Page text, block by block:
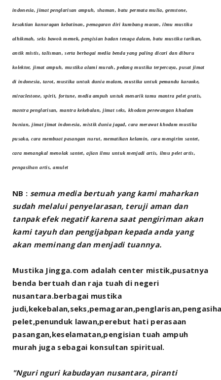
indonesia, jimat penglarisan ampuh, shaman, batu permata mulia, gemstone,
kesaktian kanuragan kebatinan, pemagaran diri kumbang macan, ilmu mustika
alhikmah, seks bawok memek, pengisian badan tenaga dalam, batu mustika tarikan,
antik mistis, talisman, serta berbagai media benda yang paling dicari dan diburu
kolektor, jimat ampuh, mustika alami murah, pedang mustika terpercaya, pusat jimat
di indonesia, tarot, mustika untuk dunia malam, mustika untuk pemandu karaoke,
miraclestone, spirit, fortune, media ampuh untuk menarik tamu mantra pelet gratis,
mantra penglarisan, mantra kekebalan, jimat seks, khodam perewangan khadam
bunian, jimat jimat indonesia, mistik dunia jagad, cara merawat khodam mustika
pusaka, cara membuat pasangan nurut, mematikan kelamin, cara mengirim santet,
cara menangkal menolak santet, ajian ilmu untuk menjadi artis, ilmu pelet artis,
pengasihan artis, amulet
NB : semua media bertuah yang kami maharkan
sudah melalui penyelarasan, teruji aman dan
tanpak efek negatif karena saat pengiriman akan
kami tayuh dan pengijabpan kepada anda yang
akan meminang dan menjadi tuannya.
Mustika Jingga.com adalah center mistik,pusatnya
benda bertuah dan raja tuah di negeri
nusantara.berbagai mustika
pelet,penunduk lawan,perebut hati perasaan
pasangan,keselamatan,pengisian tuah ampuh
murah juga sebagai konsultan spiritual.
"Nguri nguri kabudayan nusantara, piranti